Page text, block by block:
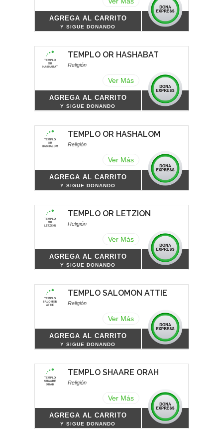
AGREGA AL CARRITO
Y SIGUE DONANDO
TEMPLO OR HASHABAT
Religión
Ver Más
AGREGA AL CARRITO
Y SIGUE DONANDO
TEMPLO OR HASHALOM
Religión
Ver Más
AGREGA AL CARRITO
Y SIGUE DONANDO
TEMPLO OR LETZION
Religión
Ver Más
AGREGA AL CARRITO
Y SIGUE DONANDO
TEMPLO SALOMON ATTIE
Religión
Ver Más
AGREGA AL CARRITO
Y SIGUE DONANDO
TEMPLO SHAARE ORAH
Religión
Ver Más
AGREGA AL CARRITO
Y SIGUE DONANDO